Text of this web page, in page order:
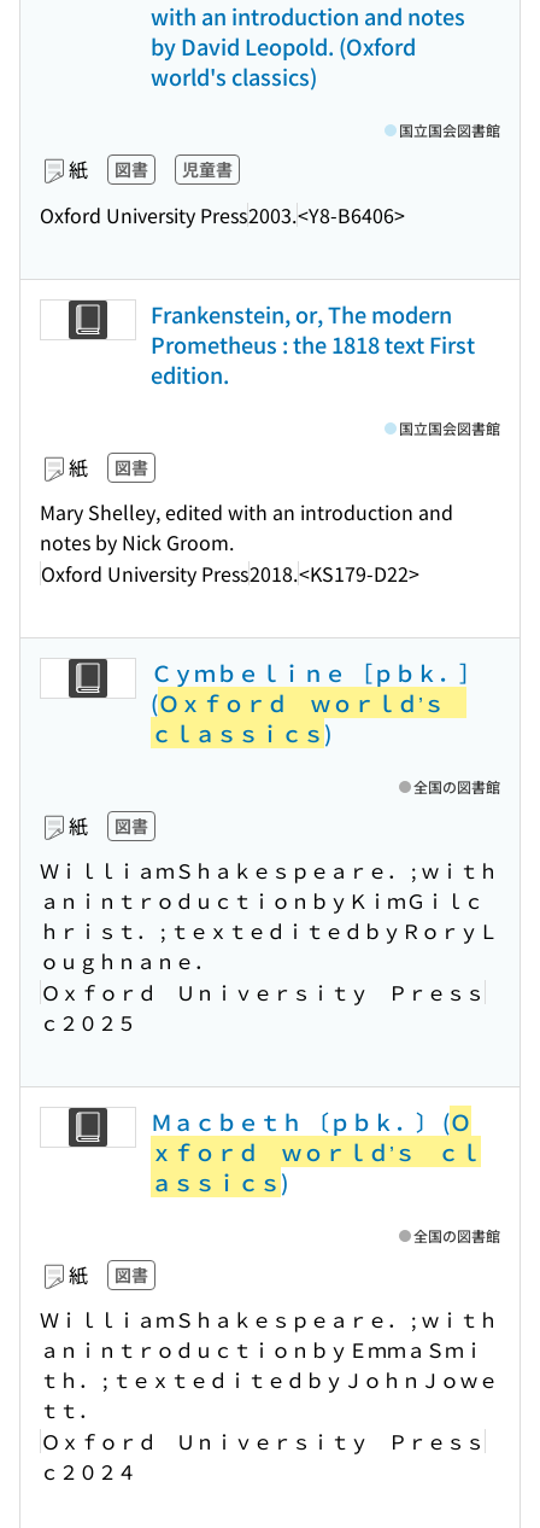
with an introduction and notes
by David Leopold. (Oxford
world's classics)
紙 図書 児童書
Oxford University Press2003.<Y8-B6406>
国立国会図書館
Frankenstein, or, The modern
Prometheus : the 1818 text First
edition.
紙 図書
Mary Shelley, edited with an introduction and
notes by Nick Groom.
Oxford University Press2018.<KS179-D22>
国立国会図書館
Ｃｙｍｂｅｌｉｎｅ ［ｐｂｋ．］
(Ｏｘｆｏｒｄ ｗｏｒｌｄ’ｓ
ｃｌａｓｓｉｃｓ)
紙 図書
ＷｉｌｌｉａｍＳｈａｋｅｓｐｅａｒｅ． ; ｗｉｔｈ
ａｎｉｎｔｒｏｄｕｃｔｉｏｎｂｙＫｉｍＧｉｌｃ
ｈｒｉｓｔ． ; ｔｅｘｔｅｄｉｔｅｄｂｙＲｏｒｙＬ
ｏｕｇｈｎａｎｅ．
Ｏｘｆｏｒｄ Ｕｎｉｖｅｒｓｉｔｙ Ｐｒｅｓｓ
ｃ２０２５
全国の図書館
Ｍａｃｂｅｔｈ 〔ｐｂｋ．〕 (Ｏ
ｘｆｏｒｄ ｗｏｒｌｄ’ｓ ｃｌ
ａｓｓｉｃｓ)
紙 図書
ＷｉｌｌｉａｍＳｈａｋｅｓｐｅａｒｅ． ; ｗｉｔｈ
ａｎｉｎｔｒｏｄｕｃｔｉｏｎｂｙＥｍｍａＳｍｉ
ｔｈ． ; ｔｅｘｔｅｄｉｔｅｄｂｙＪｏｈｎＪｏｗｅ
ｔｔ．
Ｏｘｆｏｒｄ Ｕｎｉｖｅｒｓｉｔｙ Ｐｒｅｓｓ
ｃ２０２４
全国の図書館